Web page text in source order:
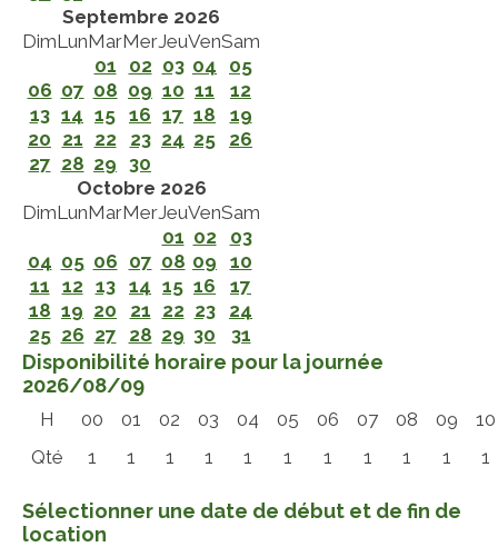
Septembre 2026
DimLunMarMerJeuVenSam
01
02 03 04
05
06 07 08 09 10 11
12
13 14 15 16 17 18
19
20 21 22 23 24 25
26
27 28 29 30
Octobre 2026
DimLunMarMerJeuVenSam
01 02
03
04 05 06 07 08 09
10
11 12 13 14 15 16
17
18 19 20 21 22 23
24
25 26 27 28 29 30 31
Disponibilité horaire pour la journée
2026/08/09
H 00 01 02 03 04 05 06 07 08 09
10
Qté
1 1 1 1 1 1 1 1 1 1 1
Sélectionner une date de début et de fin de
location